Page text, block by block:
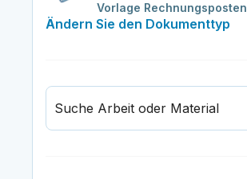
Vorlage Rechnungsposten
Ändern Sie den Dokumenttyp
Suche Arbeit oder Material